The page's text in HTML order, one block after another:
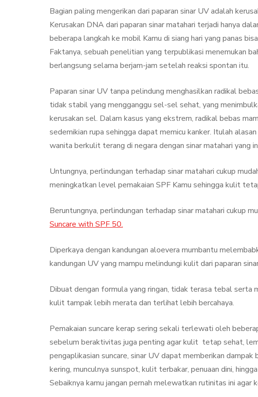
Bagian paling mengerikan dari paparan sinar UV adalah
Kerusakan DNA dari paparan sinar matahari terjadi hanya
beberapa langkah ke mobil Kamu di siang hari yang panas
Faktanya, sebuah penelitian yang terpublikasi menemukan
berlangsung selama berjam-jam setelah reaksi spontan itu.
Paparan sinar UV tanpa pelindung menghasilkan radikal
tidak stabil yang mengganggu sel-sel sehat, yang
kerusakan sel. Dalam kasus yang ekstrem, radikal bebas
sedemikian rupa sehingga dapat memicu kanker. Itulah
wanita berkulit terang di negara dengan sinar matahari yang
Untungnya, perlindungan terhadap sinar matahari cukup
meningkatkan level pemakaian SPF Kamu sehingga kulit
Beruntungnya, perlindungan terhadap sinar matahari cukup
Suncare with SPF 50.
Diperkaya dengan kandungan aloevera mumbantu
kandungan UV yang mampu melindungi kulit dari paparan
Dibuat dengan formula yang ringan, tidak terasa tebal serta
kulit tampak lebih merata dan terlihat lebih bercahaya.
Pemakaian suncare kerap sering sekali terlewati oleh
sebelum beraktivitas juga penting agar kulit tetap sehat,
pengaplikasian suncare, sinar UV dapat memberikan
kering, munculnya sunspot, kulit terbakar, penuaan dini,
Sebaiknya kamu jangan pernah melewatkan rutinitas ini agar